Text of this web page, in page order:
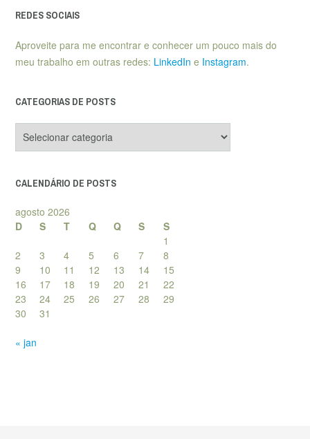
REDES SOCIAIS
Aproveite para me encontrar e conhecer um pouco mais do
meu trabalho em outras redes: LinkedIn e Instagram.
CATEGORIAS DE POSTS
de
CALENDÁRIO DE POSTS
agosto 2026
D
S T Q Q S
S
1
2
3 4 5 6 7
8
9
10 11 12 13 14
15
16
17 18 19 20 21
22
23
24 25 26 27 28
29
30
31
« jan